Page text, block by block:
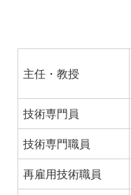
主任・教授
技術専門員
技術専門職員
再雇用技術職員